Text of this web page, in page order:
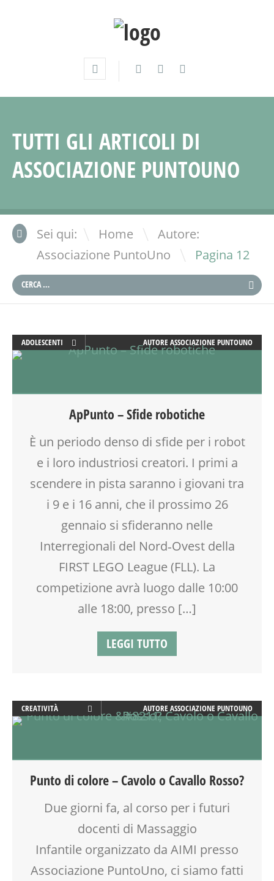
TUTTI GLI ARTICOLI DI
ASSOCIAZIONE PUNTOUNO
Sei qui: Home \ Autore:
Associazione PuntoUno
\ Pagina 12
ADOLESCENTI
ATTIVITÀ
LABORATORIO
ROBOTICA
SCIENZA
SOCIALIZZAZIONE
TECNOLOGIA
TEMPO LIBERO
AUTORE ASSOCIAZIONE PUNTOUNO
ApPunto – Sfide robotiche
È un periodo denso di sfide per i robot
e i loro industriosi creatori. I primi a
scendere in pista saranno i giovani tra
i 9 e i 16 anni, che il prossimo 26
gennaio si sfideranno nelle
Interregionali del Nord‐Ovest della
FIRST LEGO League (FLL). La
competizione avrà luogo dalle 10:00
alle 18:00, presso […]
LEGGI TUTTO
CREATIVITÀ
CUCINA
MASSAGGIO INFANTILE
VIA MARTINETTI
AUTORE ASSOCIAZIONE PUNTOUNO
Punto di colore – Cavolo o Cavallo Rosso?
Due giorni fa, al corso per i futuri
docenti di Massaggio
Infantile organizzato da AIMI presso
Associazione PuntoUno, ci siamo fatti